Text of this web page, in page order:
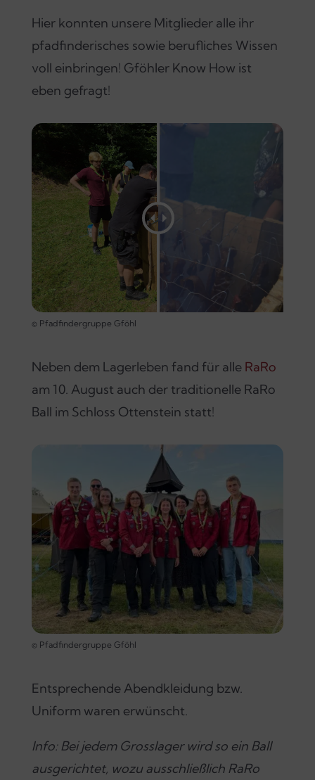
Hier konnten unsere Mitglieder alle ihr
pfadfinderisches sowie berufliches Wissen
voll einbringen! Gföhler Know How ist
eben gefragt!
© Pfadfindergruppe Gföhl
Neben dem Lagerleben fand für alle RaRo
am 10. August auch der traditionelle RaRo
Ball im Schloss Ottenstein statt!
© Pfadfindergruppe Gföhl
Entsprechende Abendkleidung bzw.
Uniform waren erwünscht.
Info: Bei jedem Grosslager wird so ein Ball
ausgerichtet, wozu ausschließlich RaRo